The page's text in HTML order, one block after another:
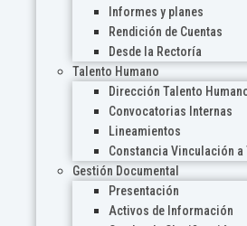
Informes y planes
Rendición de Cuentas
Desde la Rectoría
Talento Humano
Dirección Talento
Convocatorias Internas
Lineamientos
Constancia Vinculación a
Gestión Documental
Presentación
Activos de Información